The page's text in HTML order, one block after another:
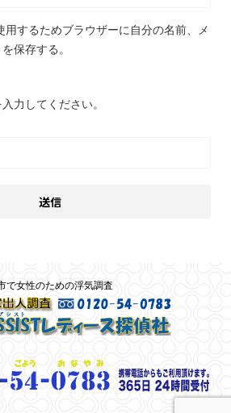
用するためブラウザーに自分の名前、メ
保存する。
力してください。
で女性のための浮気調査